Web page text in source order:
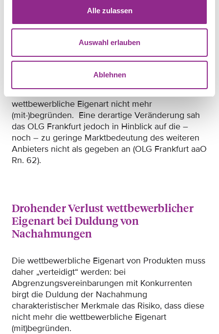
Alle zulassen
Auswahl erlauben
Ablehnen
Dieser Umstand könne die wettbewerbliche
Eigenart der Steckelemente der Klägerin in
weiteren Anbieter verwendeten Exzenterzähne
würden womöglich von den angesprochenen
Verkehrskreisen nicht weiter als charakteristisches,
Merkmal aufgefasst. Sie würden daher die
wettbewerbliche Eigenart nicht mehr
(mit-)begründen. Eine derartige Veränderung sah
das OLG Frankfurt jedoch in Hinblick auf die –
noch – zu geringe Marktbedeutung des weiteren
Anbieters nicht als gegeben an (OLG Frankfurt aaO
Rn. 62).
Drohender Verlust wettbewerblicher
Eigenart bei Duldung von
Nachahmungen
Die wettbewerbliche Eigenart von Produkten muss
daher „verteidigt“ werden: bei
Abgrenzungsvereinbarungen mit Konkurrenten
birgt die Duldung der Nachahmung
charakteristischer Merkmale das Risiko, dass diese
nicht mehr die wettbewerbliche Eigenart
(mit)begründen.